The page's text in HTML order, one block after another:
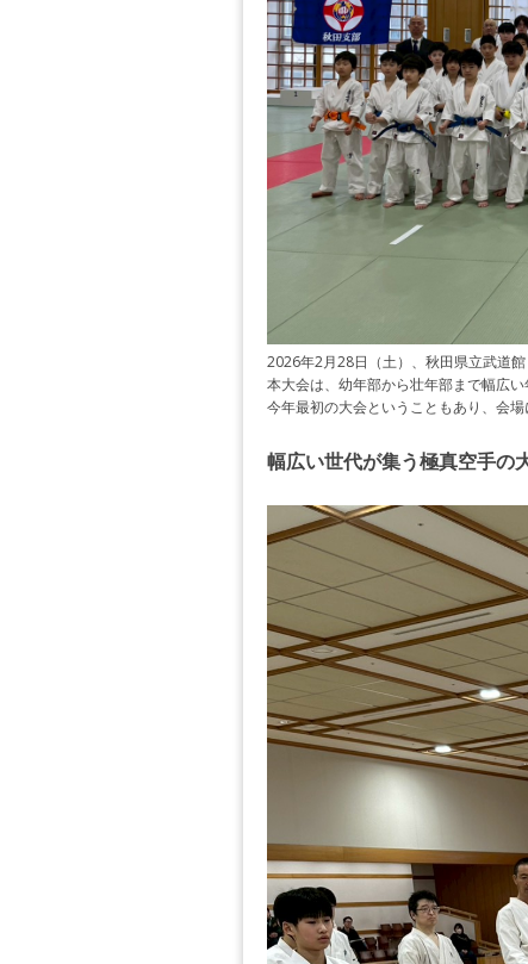
2026年2月28日（土）、秋田県立武道
本大会は、幼年部から壮年部まで幅広
今年最初の大会ということもあり、会
幅広い世代が集う極真空手の